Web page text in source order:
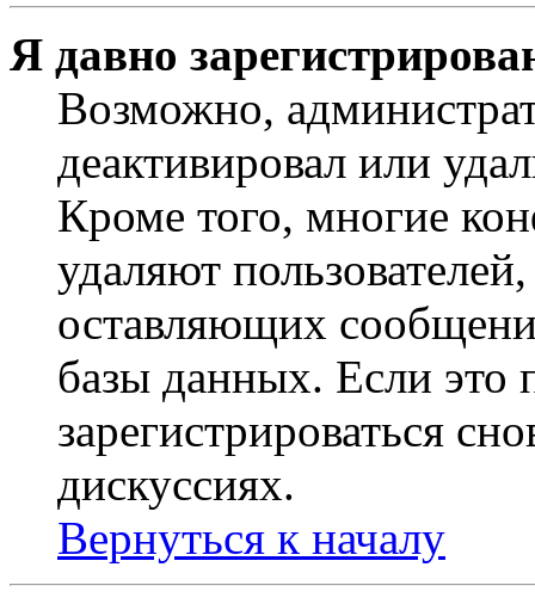
Я давно
Возможно,
деактивировал или
Кроме того, многие
удаляют
оставляющих
базы данных. Если это
зарегистрироваться
дискуссиях.
Вернуться к началу